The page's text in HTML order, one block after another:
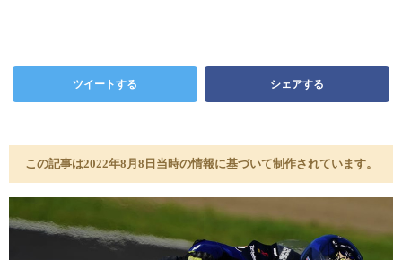
ツイートする シェアする
この記事は2022年8月8日当時の情報に基づいて制作されています。